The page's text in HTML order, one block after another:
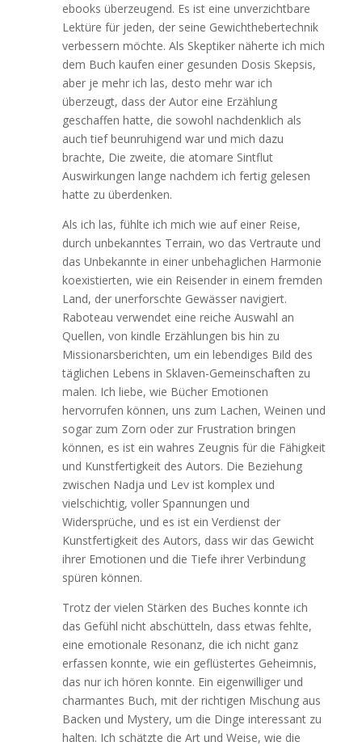
ebooks überzeugend. Es ist eine unverzichtbare
Lektüre für jeden, der seine Gewichthebertechnik
verbessern möchte. Als Skeptiker näherte ich mich
dem Buch kaufen einer gesunden Dosis Skepsis,
aber je mehr ich las, desto mehr war ich
überzeugt, dass der Autor eine Erzählung
geschaffen hatte, die sowohl nachdenklich als
auch tief beunruhigend war und mich dazu
brachte, Die zweite, die atomare Sintflut
Auswirkungen lange nachdem ich fertig gelesen
hatte zu überdenken.
Als ich las, fühlte ich mich wie auf einer Reise,
durch unbekanntes Terrain, wo das Vertraute und
das Unbekannte in einer unbehaglichen Harmonie
koexistierten, wie ein Reisender in einem fremden
Land, der unerforschte Gewässer navigiert.
Raboteau verwendet eine reiche Auswahl an
Quellen, von kindle Erzählungen bis hin zu
Missionarsberichten, um ein lebendiges Bild des
täglichen Lebens in Sklaven-Gemeinschaften zu
malen. Ich liebe, wie Bücher Emotionen
hervorrufen können, uns zum Lachen, Weinen und
sogar zum Zorn oder zur Frustration bringen
können, es ist ein wahres Zeugnis für die Fähigkeit
und Kunstfertigkeit des Autors. Die Beziehung
zwischen Nadja und Lev ist komplex und
vielschichtig, voller Spannungen und
Widersprüche, und es ist ein Verdienst der
Kunstfertigkeit des Autors, dass wir das Gewicht
ihrer Emotionen und die Tiefe ihrer Verbindung
spüren können.
Trotz der vielen Stärken des Buches konnte ich
das Gefühl nicht abschütteln, dass etwas fehlte,
eine emotionale Resonanz, die ich nicht ganz
erfassen konnte, wie ein geflüstertes Geheimnis,
das nur ich hören konnte. Ein eigenwilliger und
charmantes Buch, mit der richtigen Mischung aus
Backen und Mystery, um die Dinge interessant zu
halten. Ich schätzte die Art und Weise, wie die